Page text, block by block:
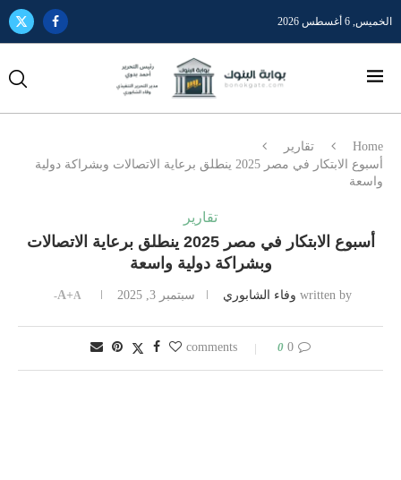
الخميس, 6 أغسطس 2026
Home
تقارير
أسبوع الابتكار في مصر 2025 ينطلق برعاية الاتصالات وبشراكة دولية
واسعة
تقارير
أسبوع الابتكار في مصر 2025 ينطلق برعاية الاتصالات
وبشراكة دولية واسعة
written by وفاء الشابوري سبتمبر 3, 2025 A+A-
0 comments
0